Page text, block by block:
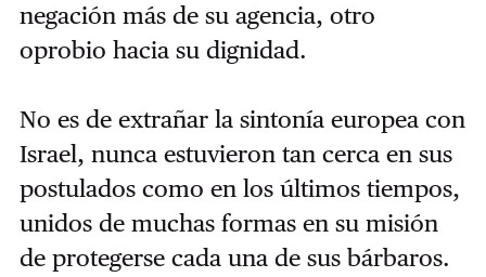
negación más de su agencia, otro
oprobio hacia su dignidad.
No es de extrañar la sintonía europea con
Israel, nunca estuvieron tan cerca en sus
postulados como en los últimos tiempos,
unidos de muchas formas en su misión
de protegerse cada una de sus bárbaros.